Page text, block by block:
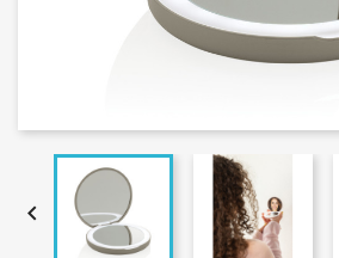
